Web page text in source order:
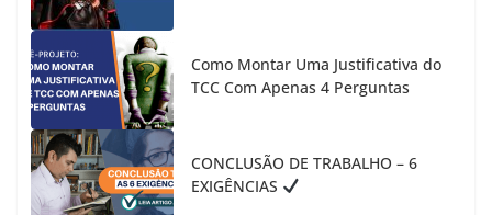
Como Montar Uma Justificativa do
TCC Com Apenas 4 Perguntas
CONCLUSÃO DE TRABALHO – 6
EXIGÊNCIAS